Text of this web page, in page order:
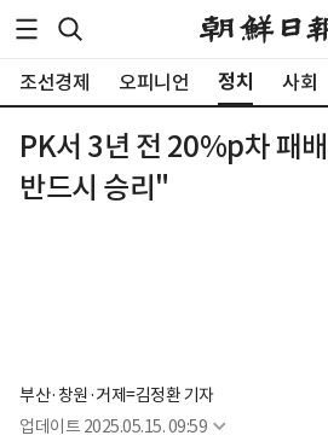
조선경제 오피니언 정치 사회
PK서 3년 전 20%p차 패
반드시 승리"
부산·창원·거제=김정환 기자
업데이트 2025.05.15. 09:59